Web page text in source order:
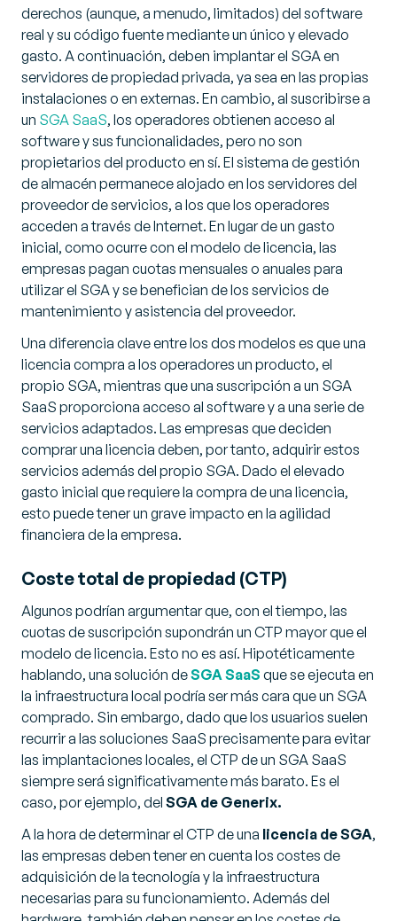
derechos (aunque, a menudo, limitados) del software
real y su código fuente mediante un único y elevado
gasto. A continuación, deben implantar el SGA en
servidores de propiedad privada, ya sea en las propias
instalaciones o en externas. En cambio, al suscribirse a
un SGA SaaS, los operadores obtienen acceso al
software y sus funcionalidades, pero no son
propietarios del producto en sí. El sistema de gestión
de almacén permanece alojado en los servidores del
proveedor de servicios, a los que los operadores
acceden a través de Internet. En lugar de un gasto
inicial, como ocurre con el modelo de licencia, las
empresas pagan cuotas mensuales o anuales para
utilizar el SGA y se benefician de los servicios de
mantenimiento y asistencia del proveedor.
Una diferencia clave entre los dos modelos es que una
licencia compra a los operadores un producto, el
propio SGA, mientras que una suscripción a un SGA
SaaS proporciona acceso al software y a una serie de
servicios adaptados. Las empresas que deciden
comprar una licencia deben, por tanto, adquirir estos
servicios además del propio SGA. Dado el elevado
gasto inicial que requiere la compra de una licencia,
esto puede tener un grave impacto en la agilidad
financiera de la empresa.
Coste total de propiedad (CTP)
Algunos podrían argumentar que, con el tiempo, las
cuotas de suscripción supondrán un CTP mayor que el
modelo de licencia. Esto no es así. Hipotéticamente
hablando, una solución deSGA SaaS que se ejecuta en
la infraestructura local podría ser más cara que un SGA
comprado. Sin embargo, dado que los usuarios suelen
recurrir a las soluciones SaaS precisamente para evitar
las implantaciones locales, el CTP de un SGA SaaS
siempre será significativamente más barato. Es el
caso, por ejemplo, del SGA de Generix.
A la hora de determinar el CTP de una licencia de SGA,
las empresas deben tener en cuenta los costes de
adquisición de la tecnología y la infraestructura
necesarias para su funcionamiento. Además del